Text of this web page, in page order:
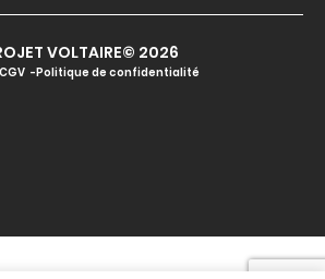
VOLTAIRE© 2026
CGV Politique de confidentialité